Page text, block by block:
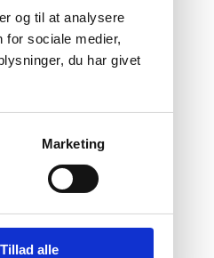
og til at analysere
for sociale medier,
du har givet
Marketing
Tillad alle
december 2017
november 2017
september 2017
juni 2017
maj 2017
april 2017